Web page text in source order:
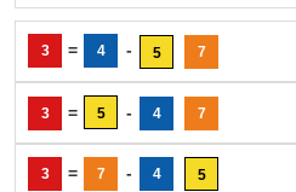
3 = 4 - 5 7
3 = 5 - 4 7
3 = 7 - 4 5